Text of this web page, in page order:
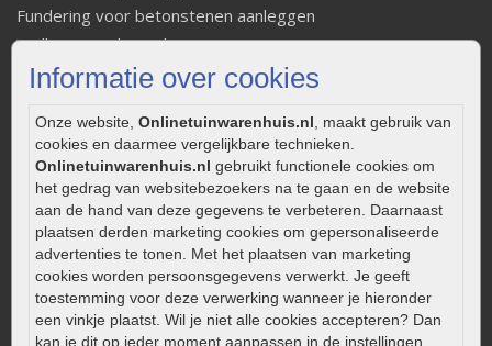
Informatie over cookies
Onze website, Onlinetuinwarenhuis.nl, maakt gebruik van
cookies en daarmee vergelijkbare technieken.
Onlinetuinwarenhuis.nl gebruikt functionele cookies om
het gedrag van websitebezoekers na te gaan en de website
aan de hand van deze gegevens te verbeteren. Daarnaast
plaatsen derden marketing cookies om gepersonaliseerde
advertenties te tonen. Met het plaatsen van marketing
cookies worden persoonsgegevens verwerkt. Je geeft
toestemming voor deze verwerking wanneer je hieronder
een vinkje plaatst. Wil je niet alle cookies accepteren? Dan
kan je dit op ieder moment aanpassen in de instellingen.
Fundering voor betonstenen aanleggen
Welke tuinstijl past bij mij
Strakke tuin inrichten
Onderhoud van gebakken bestrating
Aanlegtips voor gebakken bestrating
Zelf een terras aanleggen
Kleine stadstuin inrichten
0320 – 219170
Kaapstanderweg 41
8243 RB Lelystad